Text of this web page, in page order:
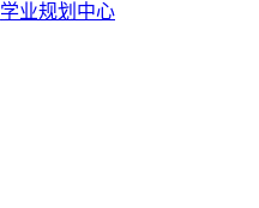
学业规划中心